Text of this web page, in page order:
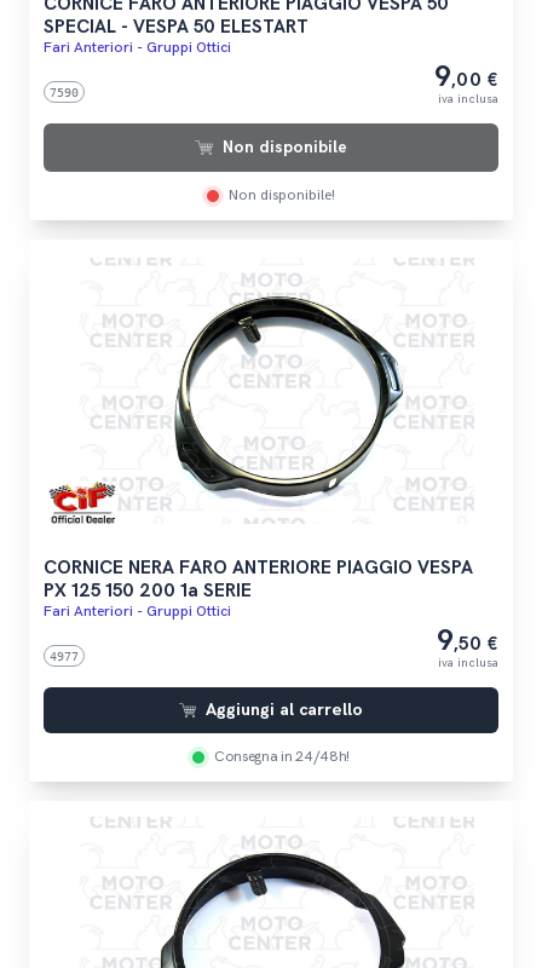
SPECIAL - VESPA 50 ELESTART
Fari Anteriori - Gruppi Ottici
7590 9,00 €
iva inclusa
Non disponibile
Non disponibile!
CORNICE NERA FARO ANTERIORE PIAGGIO VESPA
PX 125 150 200 1a SERIE
Fari Anteriori - Gruppi Ottici
4977 9,50 €
iva inclusa
Aggiungi al carrello
Consegna in 24/48h!